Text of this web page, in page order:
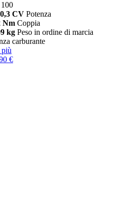
CV Potenza
Nm Coppia
kg Peso in ordine di marcia
carburante
€